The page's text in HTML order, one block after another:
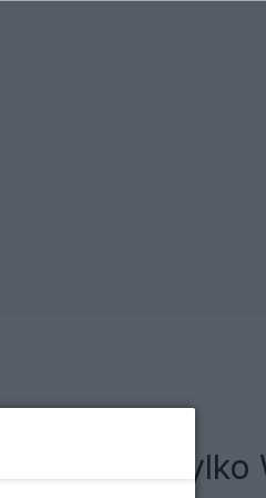
Nie tylko